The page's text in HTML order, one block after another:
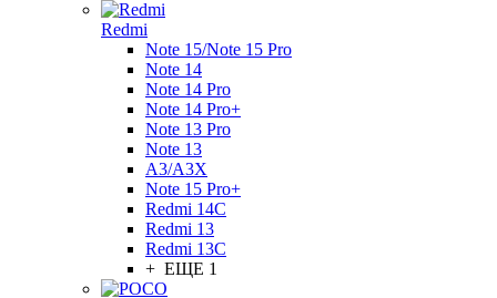
Redmi
Note 15/Note 15 Pro
Note 14
Note 14 Pro
Note 14 Pro+
Note 13 Pro
Note 13
A3/A3X
Note 15 Pro+
Redmi 14C
Redmi 13
Redmi 13C
+ ЕЩЕ 1